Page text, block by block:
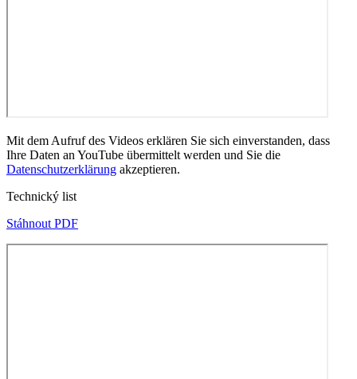
Mit dem Aufruf des Videos erklären Sie sich einverstanden, dass
Ihre Daten an YouTube übermittelt werden und Sie die
Datenschutzerklärung akzeptieren.
Technický list
Stáhnout PDF